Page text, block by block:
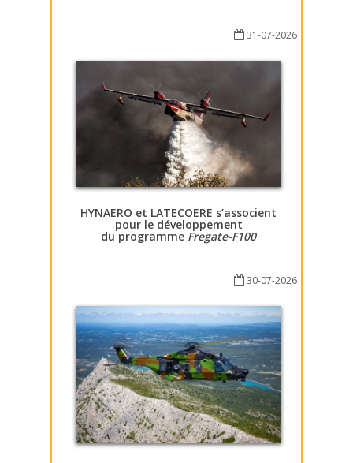
31-07-2026
HYNAERO et LATECOERE s’associent
pour le développement
du programme Fregate-F100
30-07-2026